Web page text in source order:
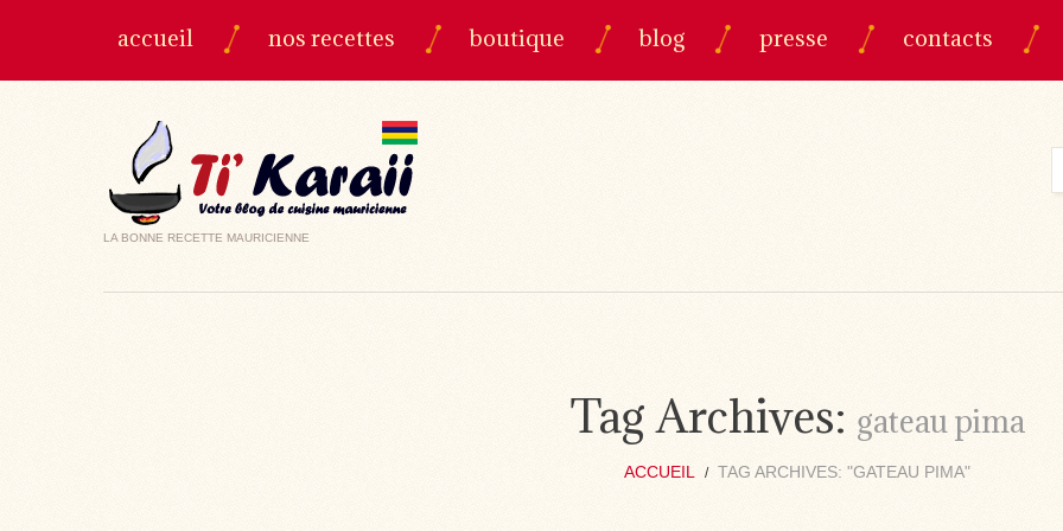
accueil nos recettes boutique blog presse contacts
LA BONNE RECETTE MAURICIENNE
Tag Archives: gateau pima
ACCUEIL TAG ARCHIVES: "GATEAU PIMA"